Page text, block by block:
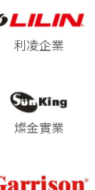
利凌企業
燦金實業